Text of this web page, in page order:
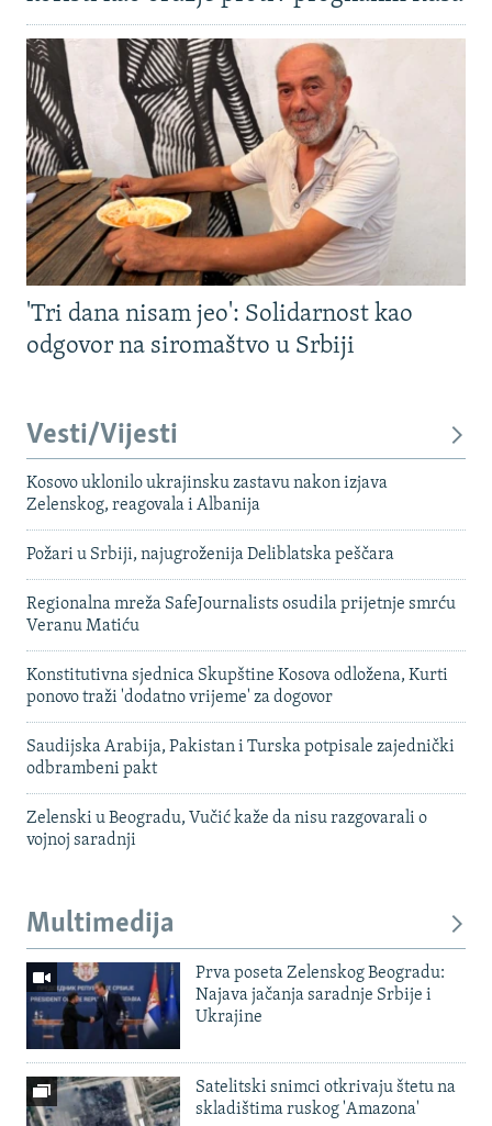
'Tri dana nisam jeo': Solidarnost kao
odgovor na siromaštvo u Srbiji
Vesti/Vijesti
Kosovo uklonilo ukrajinsku zastavu nakon izjava
Zelenskog, reagovala i Albanija
Požari u Srbiji, najugroženija Deliblatska peščara
Regionalna mreža SafeJournalists osudila prijetnje smrću
Veranu Matiću
Konstitutivna sjednica Skupštine Kosova odložena, Kurti
ponovo traži 'dodatno vrijeme' za dogovor
Saudijska Arabija, Pakistan i Turska potpisale zajednički
odbrambeni pakt
Zelenski u Beogradu, Vučić kaže da nisu razgovarali o
vojnoj saradnji
Multimedija
Prva poseta Zelenskog Beogradu:
Najava jačanja saradnje Srbije i
Ukrajine
Satelitski snimci otkrivaju štetu na
skladištima ruskog 'Amazona'